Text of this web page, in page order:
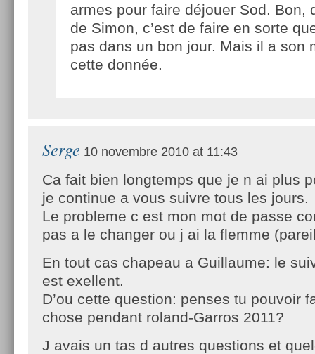
armes pour faire déjouer Sod. Bon,
de Simon, c’est de faire en sorte
pas dans un bon jour. Mais il a son
cette donnée.
Serge 10 novembre 2010 at 11:43
Ca fait bien longtemps que je n ai plus
je continue a vous suivre tous les jours.
Le probleme c est mon mot de passe
pas a le changer ou j ai la flemme
En tout cas chapeau a Guillaume: le
est exellent.
D’ou cette question: penses tu pouvoir
chose pendant roland-Garros 2011?
J avais un tas d autres questions et